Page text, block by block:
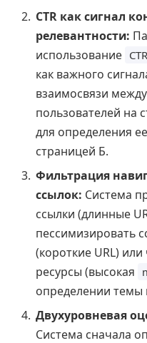
CTR как сигнал
релевантности:
использование CTR
как важного
взаимосвязи
пользователей на
для определения
страницей Б.
Фильтрация
ссылок: Система
ссылки (длинные
пессимизировать
(короткие URL)
ресурсы (высокая
определении темы
Двухуровневая
Система сначала